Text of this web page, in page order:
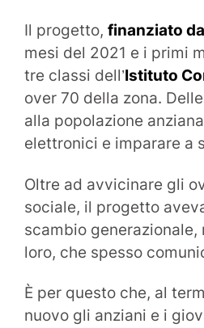
Il progetto,finanziato
mesi del 2021 e i primi
tre classi dell’Istituto
over 70 della zona.
alla popolazione
elettronici e imparare a
Oltre ad avvicinare gli
sociale, il progetto
scambio
loro, che spesso
È per questo che, al
nuovo gli anziani e i